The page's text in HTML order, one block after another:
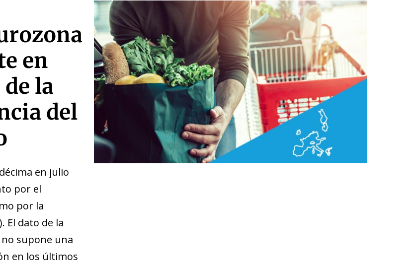
en
la
del
en julio
por el
por la
El dato de la
supone una
en los últimos